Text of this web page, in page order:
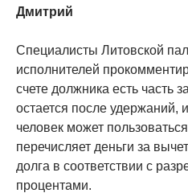
Дмитрий
Специалисты Литовской
исполнителей
счете должника есть часть
остается после удержаний,
человек может
перечисляет деньги за
долга в соответствии с
процентами.